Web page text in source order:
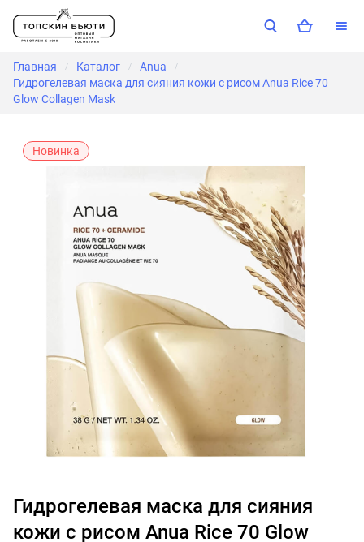
Главная / Каталог / Anua /
Гидрогелевая маска для сияния кожи с рисом Anua Rice 70
Glow Collagen Mask
Новинка
Гидрогелевая маска для сияния
кожи с рисом Anua Rice 70 Glow